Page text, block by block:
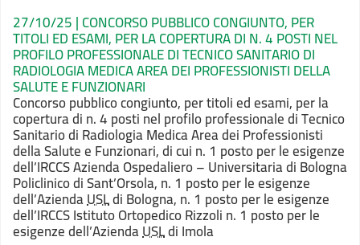
27/10/25 | CONCORSO PUBBLICO CONGIUNTO, PER
TITOLI ED ESAMI, PER LA COPERTURA DI N. 4 POSTI NEL
PROFILO PROFESSIONALE DI TECNICO SANITARIO DI
RADIOLOGIA MEDICA AREA DEI PROFESSIONISTI DELLA
SALUTE E FUNZIONARI
Concorso pubblico congiunto, pertitoli ed esami, per la
copertura di n. 4 posti nel profilo professionale diTecnico
Sanitario di Radiologia Medica Area dei Professionisti
della Salute e Funzionari,di cui n. 1 posto per le esigenze
dell’IRCCS Azienda Ospedaliero –Universitaria di Bologna
Policlinico di Sant’Orsola, n. 1 posto per le esigenze
dell’AziendaUSLdi Bologna, n. 1 posto per le esigenze
dell’IRCCS IstitutoOrtopedico Rizzoli n. 1 posto per le
esigenze dell’AziendaUSLdi Imola